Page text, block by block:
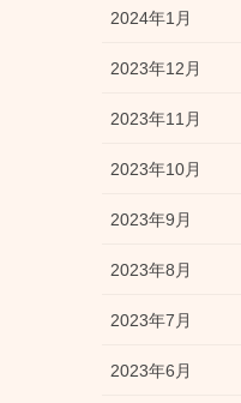
2024年1月
2023年12月
2023年11月
2023年10月
2023年9月
2023年8月
2023年7月
2023年6月